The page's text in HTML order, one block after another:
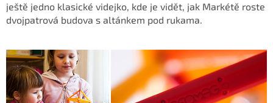
ještě jedno klasické videjko, kde je vidět, jak Markétě roste
dvojpatrová budova s altánkem pod rukama.